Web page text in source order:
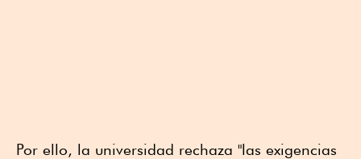
Por ello, la universidad rechaza "las exigencias